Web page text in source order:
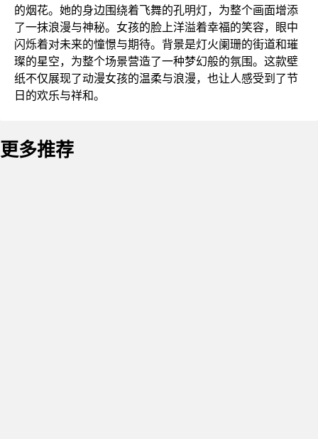
的烟花。她的身边围绕着飞舞的孔明灯，为整个画面增添
了一抹浪漫与神秘。女孩的脸上洋溢着幸福的笑容，眼中
闪烁着对未来的憧憬与期待。背景是灯火阑珊的街道和璀
璨的星空，为整个场景营造了一种梦幻般的氛围。这款壁
纸不仅展现了动漫女孩的温柔与浪漫，也让人感受到了节
日的欢乐与祥和。
更多推荐